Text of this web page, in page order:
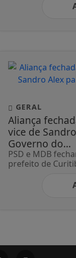
GERAL
Aliança
vice de
Governo do...
PSD e MDB
prefeito de